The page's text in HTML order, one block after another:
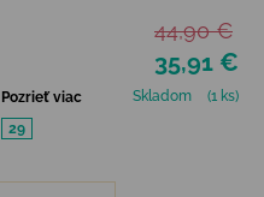
35,91 €
44,90 €
Pozrieť viac Skladom
(1 ks)
29